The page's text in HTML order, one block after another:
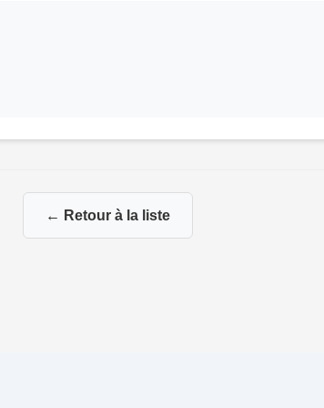
← Retour à la liste